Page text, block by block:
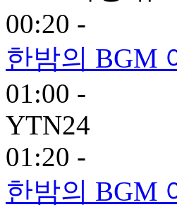
00:20 -
한밤의 BGM
01:00 -
YTN24
01:20 -
한밤의 BGM